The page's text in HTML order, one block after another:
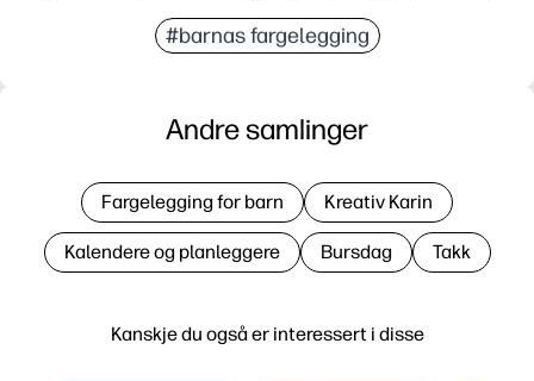
#barnas fargelegging
Kanskje du også er interessert i disse
Andre samlinger
Fargelegging for barn Kreativ Karin
Kalendere og planleggere Bursdag Takk